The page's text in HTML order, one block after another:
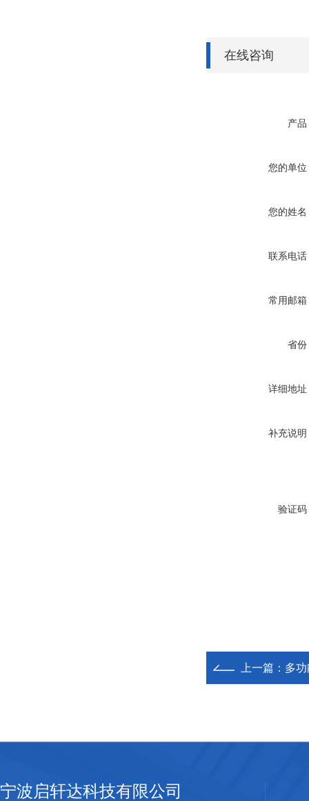
在线咨询
产品
您的单位
您的姓名
联系电话
常用邮箱
省份
详细地址
补充说明
验证码
上一篇： 多
宁波启轩达科技有限公司